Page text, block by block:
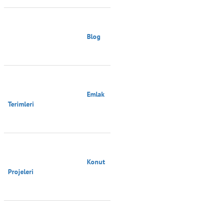
Terimleri
Projeleri